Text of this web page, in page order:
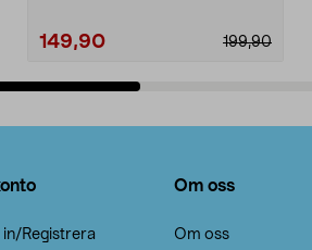
199,90
149,90
in/Registrera
Om oss
Om oss